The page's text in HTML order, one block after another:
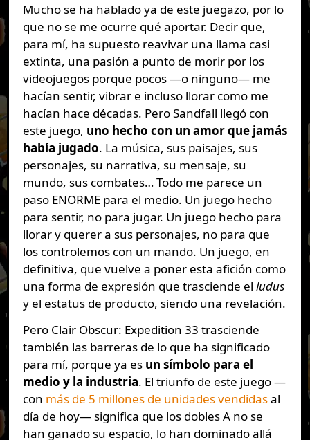
Mucho se ha hablado ya de este juegazo, por lo
que no se me ocurre qué aportar. Decir que,
para mí, ha supuesto reavivar una llama casi
extinta, una pasión a punto de morir por los
videojuegos porque pocos —o ninguno— me
hacían sentir, vibrar e incluso llorar como me
hacían hace décadas. Pero Sandfall llegó con
este juego, uno hecho con un amor que jamás
había jugado. La música, sus paisajes, sus
personajes, su narrativa, su mensaje, su
mundo, sus combates… Todo me parece un
paso ENORME para el medio. Un juego hecho
para sentir, no para jugar. Un juego hecho para
llorar y querer a sus personajes, no para que
los controlemos con un mando. Un juego, en
definitiva, que vuelve a poner esta afición como
una forma de expresión que trasciende el ludus
y el estatus de producto, siendo una revelación.
Pero Clair Obscur: Expedition 33 trasciende
también las barreras de lo que ha significado
para mí, porque ya es un símbolo para el
medio y la industria. El triunfo de este juego —
con más de 5 millones de unidades vendidasal
día de hoy— significa que los dobles A no se
han ganado su espacio, lo han dominado allá